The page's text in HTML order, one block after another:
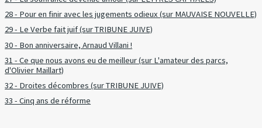
28 - Pour en finir avec les jugements odieux (sur MAUVAISE NOUVELLE)
29 - Le Verbe fait juif (sur TRIBUNE JUIVE)
30 - Bon anniversaire, Arnaud Villani !
31 - Ce que nous avons eu de meilleur (sur L'amateur des parcs,
d'Olivier Maillart)
32 - Droites décombres (sur TRIBUNE JUIVE)
33 - Cinq ans de réforme